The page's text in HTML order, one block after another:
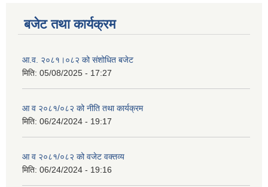
बजेट तथा कार्यक्रम
आ.व. २०८१।०८२ को संशोधित बजेट
मिति: 05/08/2025 - 17:27
आ व २०८१/०८२ को नीति तथा कार्यक्रम
मिति: 06/24/2024 - 19:17
आ व २०८१/०८२ को वजेट वक्तव्य
मिति: 06/24/2024 - 19:16